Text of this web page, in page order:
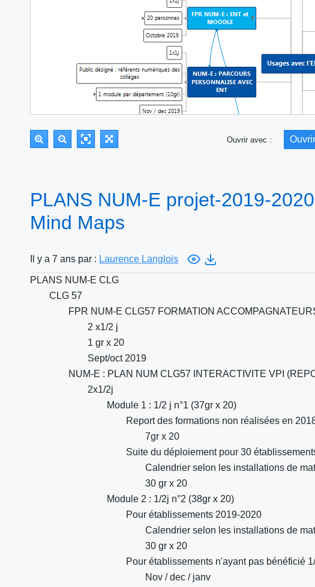
Ouvrir avec :
PLANS NUM-E projet-2019-
Mind Maps
Il y a 7 ans par : Laurence Langlois
PLANS NUM-E CLG
CLG 57
FPR NUM-E CLG57 FORMATION
2 x1/2 j
1 gr x 20
Sept/oct 2019
NUM-E : PLAN NUM CLG57 INTERACTIVITE VPI
2x1/2j
Module 1 : 1/2 j n°1 (37gr x 20)
Report des formations non réalisées en
7gr x 20
Suite du déploiement pour 30
Calendrier selon les installations de
30 gr x 20
Module 2 : 1/2j n°2 (38gr x 20)
Pour établissements 2019-2020
Calendrier selon les installations de
30 gr x 20
Pour établissements n'ayant pas bénéficié
Nov / dec / janv